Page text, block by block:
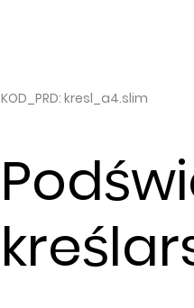
KOD_PRD: kresl_a4.slim